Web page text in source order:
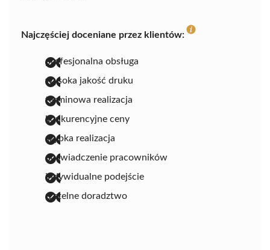
Najczęściej doceniane przez klientów:
profesjonalna obsługa
wysoka jakość druku
terminowa realizacja
konkurencyjne ceny
szybka realizacja
doświadczenie pracowników
indywidualne podejście
rzetelne doradztwo